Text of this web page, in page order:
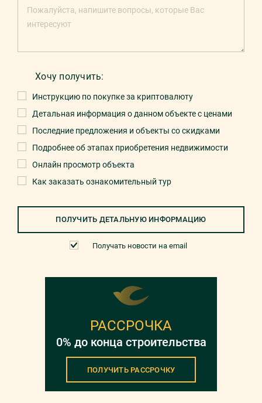
Хочу получить:
Инструкцию по покупке за криптовалюту
Детальная информация о данном объекте с ценами
Последние предложения и объекты со скидками
Подробнее об этапах приобретения недвижимости
Онлайн просмотр объекта
Как заказать ознакомительный тур
ПОЛУЧИТЬ ДЕТАЛЬНУЮ ИНФОРМАЦИЮ
Получать новости на email
РАССРОЧКА
0% до конца строительства
ПОЛУЧИТЬ РАССРОЧКУ